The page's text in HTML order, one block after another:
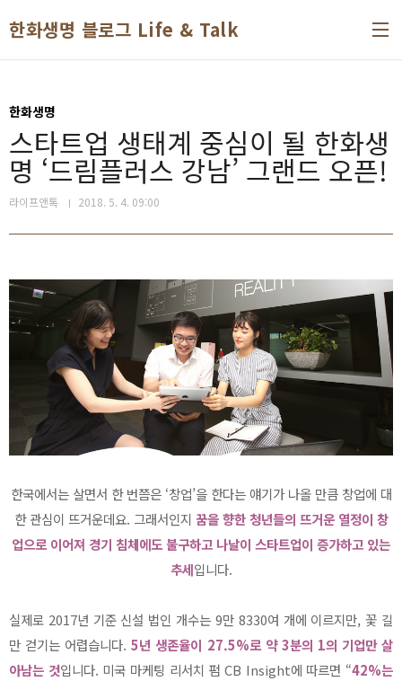
한화생명 블로그 Life & Talk
한화생명
스타트업 생태계 중심이 될 한화생
명 ‘드림플러스 강남’ 그랜드 오픈!
라이프앤톡 2018. 5. 4. 09:00
한국에서는 살면서 한 번쯤은 ‘창업’을 한다는 얘기가 나올 만큼 창업에 대
한 관심이 뜨거운데요. 그래서인지 꿈을 향한 청년들의 뜨거운 열정이 창
업으로 이어져 경기 침체에도 불구하고 나날이 스타트업이 증가하고 있는
추세입니다.
실제로 2017년 기준 신설 법인 개수는 9만 8330여 개에 이르지만, 꽃 길
만 걷기는 어렵습니다.5년 생존율이 27.5%로 약 3분의 1의 기업만 살
아남는 것입니다. 미국 마케팅 리서치 펌 CB Insight에 따르면 “42%는